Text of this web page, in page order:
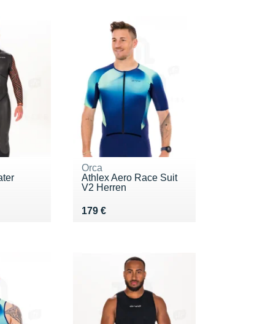
Orca
Athlex Aero Race Suit
V2 Herren
179 €
Vendu 179 €